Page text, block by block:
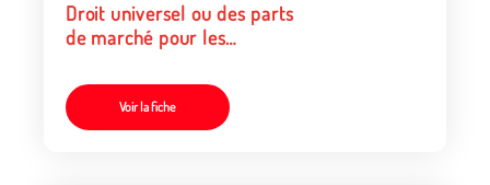
Droit universel ou des parts
de marché pour les
Voir la fiche